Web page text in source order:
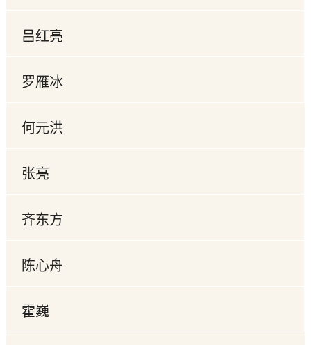
吕红亮
罗雁冰
何元洪
张亮
齐东方
陈心舟
霍巍